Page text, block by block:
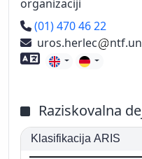
organizaciji
Telefon
(01) 470 46 22
uros.herlec
Znanje tujih jezikov
Raziskovalna
Klasifikacija ARIS